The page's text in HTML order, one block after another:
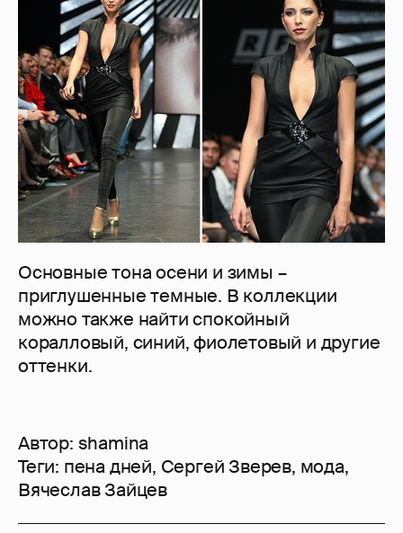
Основные тона осени и зимы –
приглушенные темные. В коллекции
можно также найти спокойный
коралловый, синий, фиолетовый и другие
оттенки.
Автор: shamina
Теги: пена дней, Сергей Зверев, мода,
Вячеслав Зайцев